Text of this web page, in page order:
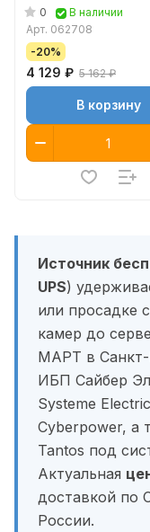
0
В наличии
Арт. 062708
-20%
4 129 ₽ 5 162 ₽
В корзину
Источник
UPS)
или просадке
камер до
МАРТ в
ИБП Сайбер
Systeme
Cyberpower, а
Tantos под
Актуальная
доставкой по
России.